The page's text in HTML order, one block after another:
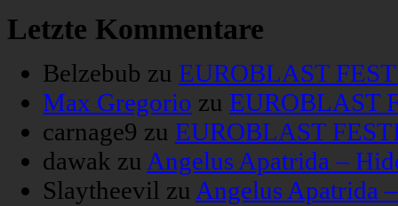
Letzte Kommentare
Belzebub zu EUROBLAST
Max Gregorio zu EUROBLAST
carnage9 zu EUROBLAST
dawak zuAngelus Apatrida –
Slaytheevil zuAngelus Apatrida